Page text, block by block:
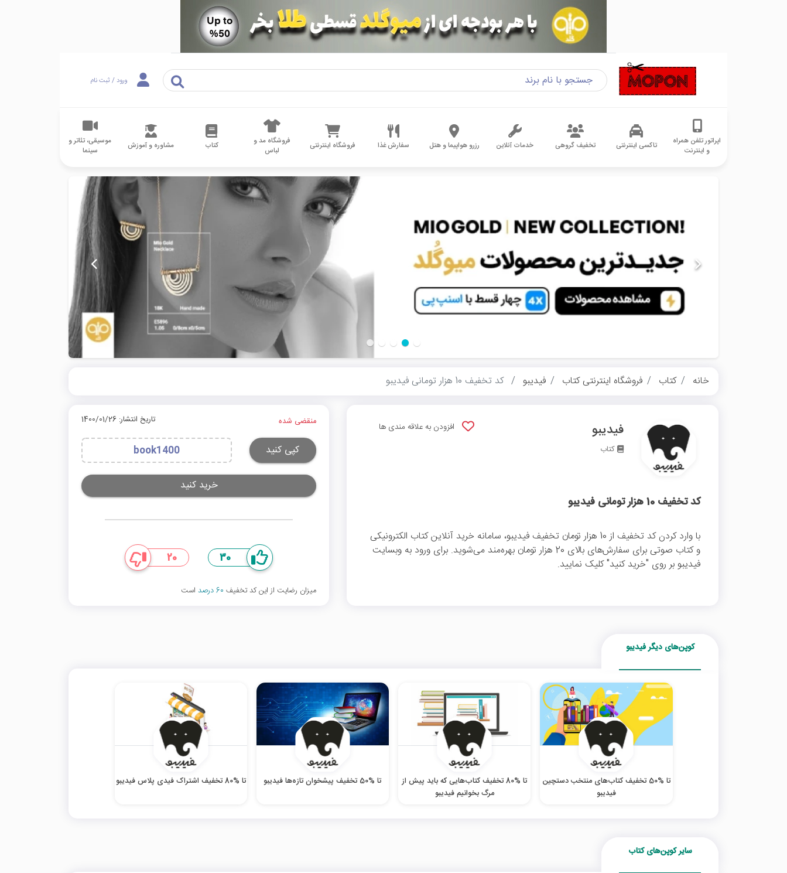
ورود / ثبت نام
اپراتور تلفن همراه
و اینترنت
تاکسی اینترنتی تخفیف گروهی خدمات آنلاین رزرو هواپیما و هتل سفارش غذا فروشگاه اینترنتی
فروشگاه مد و
لباس
کتاب مشاوره و آموزش
موسیقی، تئاتر و
سینما
خانه کتاب فروشگاه اینترنتی کتاب فیدیبو کد تخفیف 10 هزار تومانی فیدیبو
فیدیبو
کتاب
افزودن به علاقه مندی ها
کد تخفیف 10 هزار تومانی فیدیبو
با وارد کردن کد تخفیف از 10 هزار تومان تخفیف فیدیبو، سامانه خرید آنلاین کتاب الکترونیکی
و کتاب صوتی برای سفارش‌های بالای 20 هزار تومان بهره‌مند می‌شوید. برای ورود به وبسایت
فیدیبو بر روی "خرید کنید" کلیک نمایید.
منقضی شده تاریخ انتشار: 1400/01/26
کپی کنید book1400
خرید کنید
30
20
میزان رضایت از این کد تخفیف 60 درصد است
کوپن‌های دیگر فیدیبو
تا %50 تخفیف کتاب‌های منتخب دستچین
فیدیبو
تا %80 تخفیف کتاب‌هایی که باید پیش از
مرگ بخوانیم فیدیبو
تا %50 تخفیف پیشخوان تازه‌ها فیدیبو تا %80 تخفیف اشتراک فیدی پلاس فیدیبو
سایر کوپن‌های کتاب